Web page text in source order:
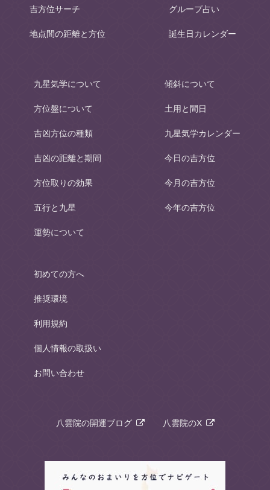
吉方位サーチ
地点間の距離と方位
グループ占い
誕生日カレンダー
九星気学について
方位盤について
吉凶方位の種類
吉凶の距離と期間
方位取りの効果
五行と九星
運勢について
傾斜について
土用と間日
九星気学カレンダー
今日の吉方位
今月の吉方位
今年の吉方位
初めての方へ
推奨環境
利用規約
個人情報の取扱い
お問い合わせ
八雲院の開運ブログ 八雲院のX